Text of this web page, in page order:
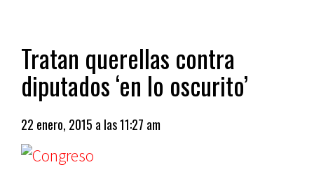
Tratan querellas contra
diputados ‘en lo oscurito’
22 enero, 2015 a las 11:27 am